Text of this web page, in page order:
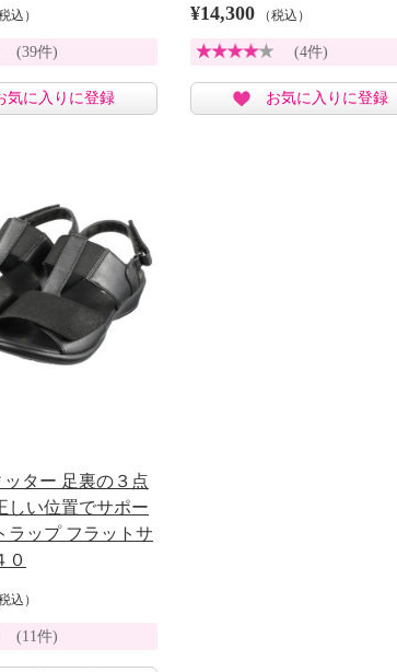
込）
(39件)
気に入りに登録
¥14,300 （税込）
(4件)
お気に入りに登録
ター 足裏の３点
しい位置でサポー
ラップ フラットサ
０
込）
(11件)